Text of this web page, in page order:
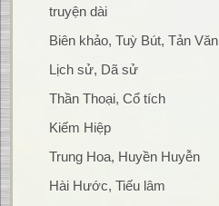
truyện dài
Biên khảo, Tuỳ Bút, Tản Văn
Lịch sử, Dã sử
Thần Thoại, Cổ tích
Kiếm Hiệp
Trung Hoa, Huyền Huyễn
Hài Hước, Tiếu lâm